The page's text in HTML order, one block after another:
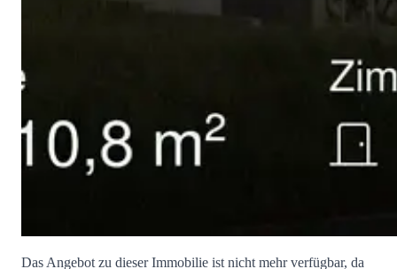
Das Angebot zu dieser Immobilie ist nicht mehr verfügbar, da